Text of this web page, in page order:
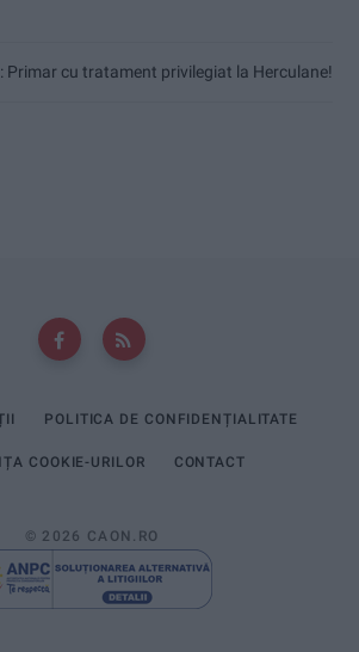
Primar cu tratament privilegiat la Herculane!
POLITICA DE CONFIDENȚIALITATE
COOKIE-URILOR CONTACT
© 2026 CAON.RO